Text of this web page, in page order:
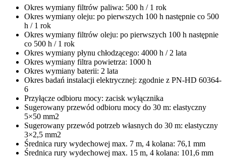
Okres wymiany filtrów paliwa: 500 h / 1 rok
Okres wymiany oleju: po pierwszych 100 h następnie co 500
h / 1 rok
Okres wymiany filtrów oleju: po pierwszych 100 h następnie
co 500 h / 1 rok
Okres wymiany płynu chłodzącego: 4000 h / 2 lata
Okres wymiany filtra powietrza: 1000 h
Okres wymiany baterii: 2 lata
Okres badań instalacji elektrycznej: zgodnie z PN-HD 60364-
6
Przyłącze odbioru mocy: zacisk wyłącznika
Sugerowany przewód odbioru mocy do 30 m: elastyczny
5×50 mm2
Sugerowany przewód potrzeb własnych do 30 m: elastyczny
3×2,5 mm2
Średnica rury wydechowej max. 7 m, 4 kolana: 76,1 mm
Średnica rury wydechowej max. 15 m, 4 kolana: 101,6 mm